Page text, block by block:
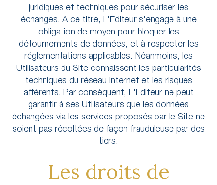
juridiques et techniques pour sécuriser les
échanges. A ce titre, L'Editeur s'engage à une
obligation de moyen pour bloquer les
détournements de données, et à respecter les
réglementations applicables. Néanmoins, les
Utilisateurs du Site connaissent les particularités
techniques du réseau Internet et les risques
afférents. Par conséquent, L'Editeur ne peut
garantir à ses Utilisateurs que les données
échangées via les services proposés par le Site ne
soient pas récoltées de façon frauduleuse par des
tiers.
Les droits de